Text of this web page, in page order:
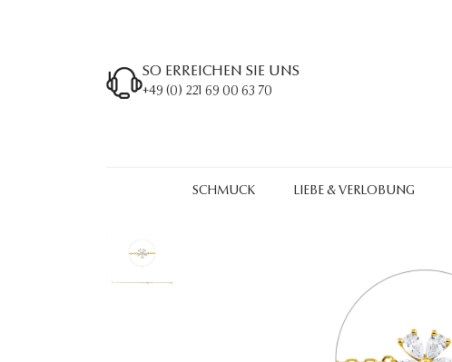
SO ERREICHEN SIE UNS
+49 (0) 221 69 00 63 70
SCHMUCK LIEBE & VERLOBUNG